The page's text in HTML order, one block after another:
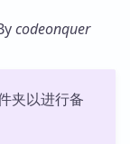
codeonquer
夹以进行备